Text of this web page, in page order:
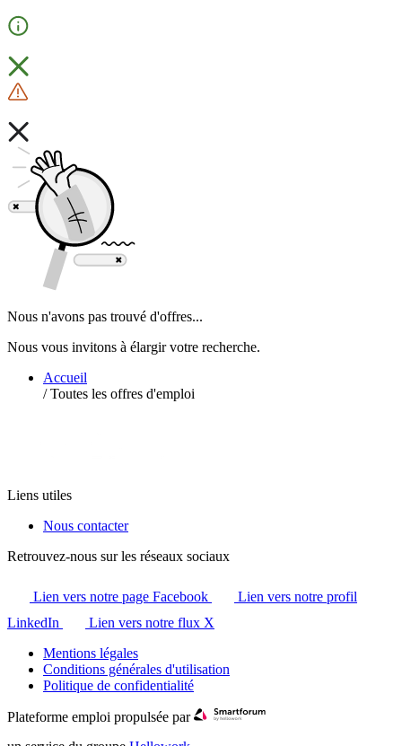
Nous n'avons pas trouvé d'offres...
Nous vous invitons à élargir votre recherche.
Accueil
/ Toutes les offres d'emploi
Liens utiles
Nous contacter
Retrouvez-nous sur les réseaux sociaux
Lien vers notre page Facebook
Lien vers notre profil
LinkedIn
Lien vers notre flux X
Mentions légales
Conditions générales d'utilisation
Politique de confidentialité
Plateforme emploi propulsée par